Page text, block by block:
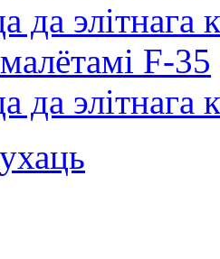
да элітнага